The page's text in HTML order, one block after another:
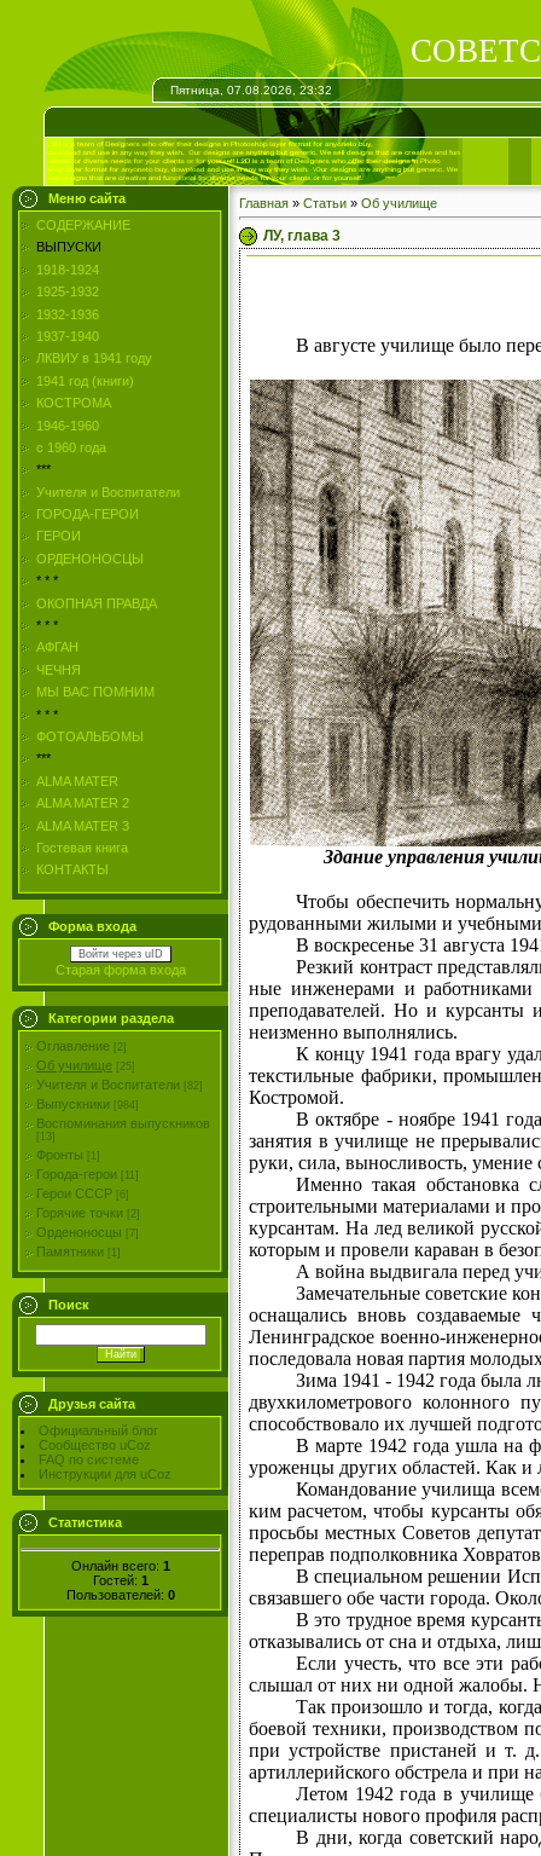
Пятница, 07.08.2026, 23:32
Меню сайта
СОДЕРЖАНИЕ
ВЫПУСКИ
1918-1924
1925-1932
1932-1936
1937-1940
ЛКВИУ в 1941 году
1941 год (книги)
КОСТРОМА
1946-1960
с 1960 года
***
Учителя и Воспитатели
ГОРОДА-ГЕРОИ
ГЕРОИ
ОРДЕНОНОСЦЫ
* * *
ОКОПНАЯ ПРАВДА
* * *
АФГАН
ЧЕЧНЯ
МЫ ВАС ПОМНИМ
* * *
ФОТОАЛЬБОМЫ
***
ALMA MATER
ALMA MATER 2
ALMA MATER 3
Гостевая книга
КОНТАКТЫ
Форма входа
Войти через uID
Старая форма входа
Категории раздела
Оглавление
[2]
Об училище [25]
Учителя и Воспитатели [82]
Выпускники [984]
Воспоминания выпускников
[13]
Фронты [1]
Города-герои [11]
Герои СССР [6]
Горячие точки [2]
Орденоносцы [7]
Памятники [1]
Поиск
Друзья сайта
Официальный блог
Сообщество uCoz
FAQ по системе
Инструкции для uCoz
Статистика
Онлайн всего: 1
Гостей: 1
Пользователей: 0
Главная » Статьи » Об училище
ЛУ, глава 3
В августе училище было
Здание управления
Чтобы обеспечить
рудованными жилыми и учебными
В воскресенье 31 августа
Резкий контраст
ные инженерами и работниками
преподавателей. Но и курсанты
неизменно выполнялись.
К концу 1941 года врагу
текстильные фабрики,
Костромой.
В октябре - ноябре 1941
занятия в училище не
руки, сила, выносливость, умение
Именно такая обстановка
строительными материалами и
курсантам. На лед великой
которым и провели караван в
А война выдвигала перед
Замечательные советские
оснащались вновь
Ленинградское военно-
последовала новая партия
Зима 1941 - 1942 года была
двухкилометрового колонного
способствовало их лучшей
В марте 1942 года ушла на
уроженцы других областей. Как
Командование училища
ким расчетом, чтобы курсанты
просьбы местных Советов
переправ подполковника
В специальном решении
связавшего обе части города.
В это трудное время
отказывались от сна и отдыха,
Если учесть, что все эти
слышал от них ни одной жалобы.
Так произошло и тогда,
боевой техники, производством
при устройстве пристаней и т.
артиллерийского обстрела и при
Летом 1942 года в училище
специалисты нового профиля
В дни, когда советский